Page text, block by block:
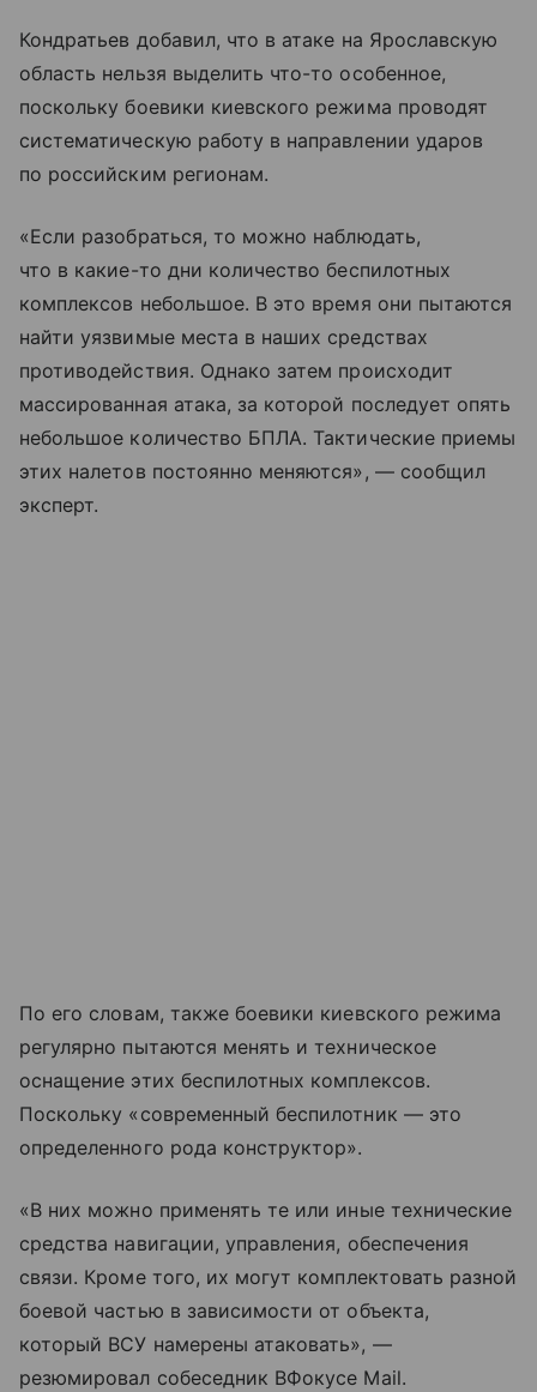
Кондратьев добавил, что в атаке на Ярославскую
область нельзя выделить что-то особенное,
поскольку боевики киевского режима проводят
систематическую работу в направлении ударов
по российским регионам.
«Если разобраться, то можно наблюдать,
что в какие-то дни количество беспилотных
комплексов небольшое. В это время они пытаются
найти уязвимые места в наших средствах
противодействия. Однако затем происходит
массированная атака, за которой последует опять
небольшое количество БПЛА. Тактические приемы
этих налетов постоянно меняются», — сообщил
эксперт.
По его словам, также боевики киевского режима
регулярно пытаются менять и техническое
оснащение этих беспилотных комплексов.
Поскольку «современный беспилотник — это
определенного рода конструктор».
«В них можно применять те или иные технические
средства навигации, управления, обеспечения
связи. Кроме того, их могут комплектовать разной
боевой частью в зависимости от объекта,
который ВСУ намерены атаковать», —
резюмировал собеседник ВФокусе Mail.